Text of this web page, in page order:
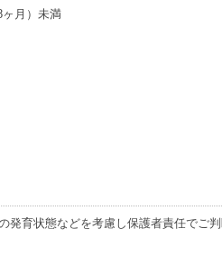
ヶ月）未満
育状態などを考慮し保護者責任でご